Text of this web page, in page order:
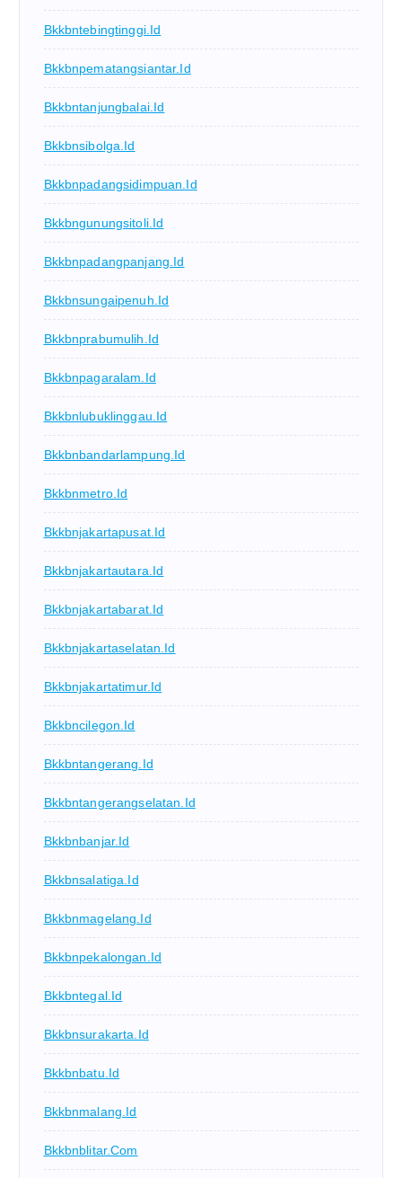
Bkkbntebingtinggi.id
Bkkbnpematangsiantar.id
Bkkbntanjungbalai.id
Bkkbnsibolga.id
Bkkbnpadangsidimpuan.id
Bkkbngunungsitoli.id
Bkkbnpadangpanjang.id
Bkkbnsungaipenuh.id
Bkkbnprabumulih.id
Bkkbnpagaralam.id
Bkkbnlubuklinggau.id
Bkkbnbandarlampung.id
Bkkbnmetro.id
Bkkbnjakartapusat.id
Bkkbnjakartautara.id
Bkkbnjakartabarat.id
Bkkbnjakartaselatan.id
Bkkbnjakartatimur.id
Bkkbncilegon.id
Bkkbntangerang.id
Bkkbntangerangselatan.id
Bkkbnbanjar.id
Bkkbnsalatiga.id
Bkkbnmagelang.id
Bkkbnpekalongan.id
Bkkbntegal.id
Bkkbnsurakarta.id
Bkkbnbatu.id
Bkkbnmalang.id
Bkkbnblitar.com